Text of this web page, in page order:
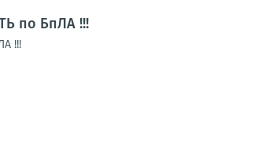
по БпЛА !!!
!!!